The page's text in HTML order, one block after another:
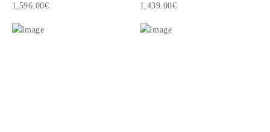
1,596.00€ 1,439.00€